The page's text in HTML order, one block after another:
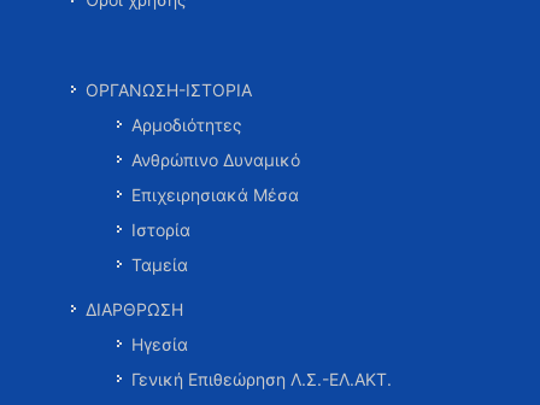
ΟΡΓΑΝΩΣΗ-ΙΣΤΟΡΙΑ
Αρμοδιότητες
Ανθρώπινο Δυναμικό
Επιχειρησιακά Μέσα
Ιστορία
Ταμεία
ΔΙΑΡΘΡΩΣΗ
Ηγεσία
Γενική Επιθεώρηση Λ.Σ.-ΕΛ.ΑΚΤ.